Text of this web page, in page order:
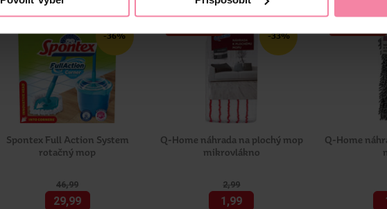
-36%
Spontex Full Action System
rotačný mop
46,99
29,99
-33%
Q-Home náhrada na plochý mop
mikrovlákno
2,99
1,99
Q-Home